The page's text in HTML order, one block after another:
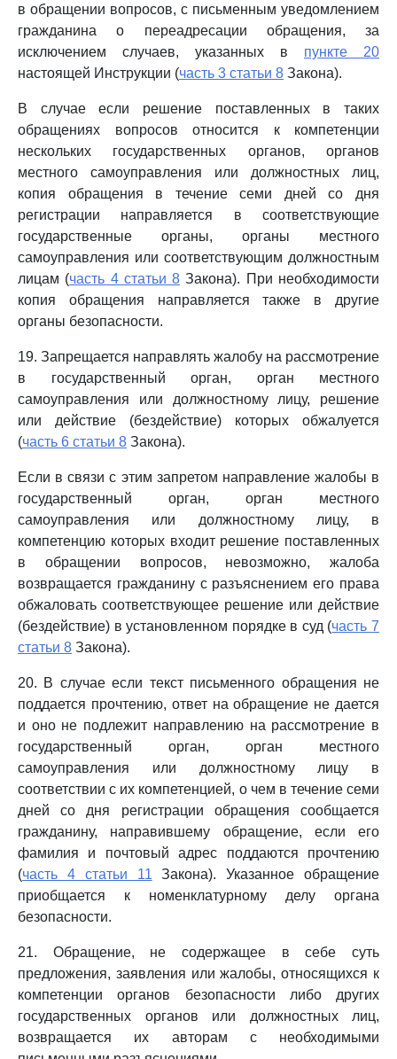
в обращении вопросов, с письменным уведомлением
гражданина о переадресации обращения, за
исключением случаев, указанных в пункте 20
настоящей Инструкции (часть 3 статьи 8 Закона).
В случае если решение поставленных в таких
обращениях вопросов относится к компетенции
нескольких государственных органов, органов
местного самоуправления или должностных лиц,
копия обращения в течение семи дней со дня
регистрации направляется в соответствующие
государственные органы, органы местного
самоуправления или соответствующим должностным
лицам (часть 4 статьи 8 Закона). При необходимости
копия обращения направляется также в другие
органы безопасности.
19. Запрещается направлять жалобу на рассмотрение
в государственный орган, орган местного
самоуправления или должностному лицу, решение
или действие (бездействие) которых обжалуется
(часть 6 статьи 8 Закона).
Если в связи с этим запретом направление жалобы в
государственный орган, орган местного
самоуправления или должностному лицу, в
компетенцию которых входит решение поставленных
в обращении вопросов, невозможно, жалоба
возвращается гражданину с разъяснением его права
обжаловать соответствующее решение или действие
(бездействие) в установленном порядке в суд (часть 7
статьи 8 Закона).
20. В случае если текст письменного обращения не
поддается прочтению, ответ на обращение не дается
и оно не подлежит направлению на рассмотрение в
государственный орган, орган местного
самоуправления или должностному лицу в
соответствии с их компетенцией, о чем в течение семи
дней со дня регистрации обращения сообщается
гражданину, направившему обращение, если его
фамилия и почтовый адрес поддаются прочтению
(часть 4 статьи 11 Закона). Указанное обращение
приобщается к номенклатурному делу органа
безопасности.
21. Обращение, не содержащее в себе суть
предложения, заявления или жалобы, относящихся к
компетенции органов безопасности либо других
государственных органов или должностных лиц,
возвращается их авторам с необходимыми